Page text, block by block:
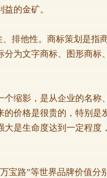
的金矿。
排他性。商标策划是指
为文字商标、图形商标
缩影，是从企业的名称
价格是很贵的，特别是
是生命度达到一定程度
宝路”等世界品牌价值分